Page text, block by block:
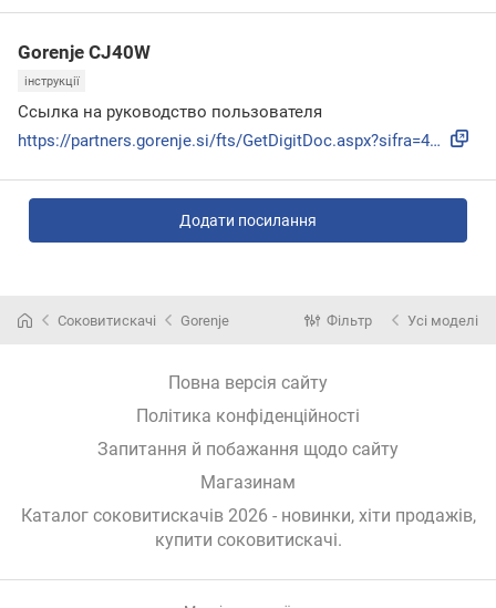
Gorenje CJ40W
інструкції
Ссылка на руководство пользователя
https://partners.gorenje.si/fts/GetDigitDoc.aspx?sifra=4517...
Додати посилання
Соковитискачі Gorenje Фільтр Усі моделі
Повна версія сайту
Політика конфіденційності
Запитання й побажання щодо сайту
Магазинам
Каталог соковитискачів 2026 - новинки, хіти продажів,
купити соковитискачі.